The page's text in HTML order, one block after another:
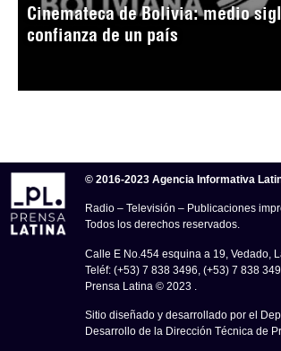
Cinemateca de Bolivia: medio
confianza de un país
© 2016-2023 Agencia Informativa
Radio – Televisión – Publicaciones
Todos los derechos reservados.
Calle E No.454 esquina a 19, Vedado,
Teléf: (+53) 7 838 3496, (+53) 7 838
Prensa Latina © 2023 .
Sitio diseñado y desarrollado por el
Desarrollo de la Dirección Técnica de